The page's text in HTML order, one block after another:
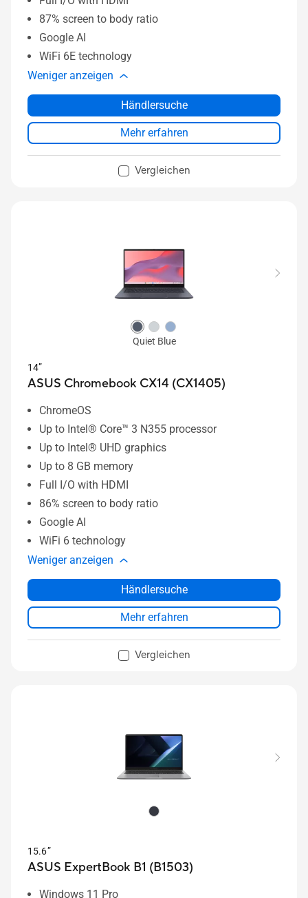
87% screen to body ratio
Google AI
WiFi 6E technology
Weniger anzeigen
Händlersuche
Mehr erfahren
Vergleichen
Quiet Blue
14”
ASUS Chromebook CX14 (CX1405)
ChromeOS
Up to Intel® Core™ 3 N355 processor
Up to Intel® UHD graphics
Up to 8 GB memory
Full I/O with HDMI
86% screen to body ratio
Google AI
WiFi 6 technology
Weniger anzeigen
Händlersuche
Mehr erfahren
Vergleichen
15.6”
ASUS ExpertBook B1 (B1503)
Windows 11 Pro